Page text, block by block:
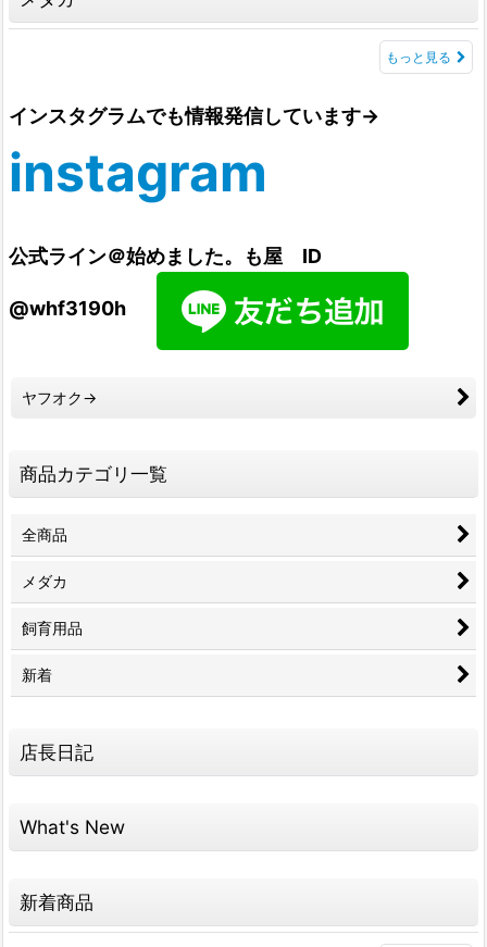
もっと見る
インスタグラムでも情報発信しています→
instagram
公式ライン＠始めました。も屋 ID
@whf3190h
ヤフオク→
商品カテゴリ一覧
全商品
メダカ
飼育用品
新着
店長日記
What's New
新着商品